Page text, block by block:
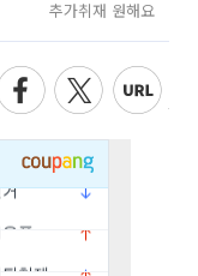
추가취재 원해요